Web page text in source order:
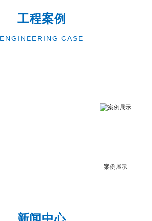
工程案例
ENGINEERING CASE
案例展示
新闻中心